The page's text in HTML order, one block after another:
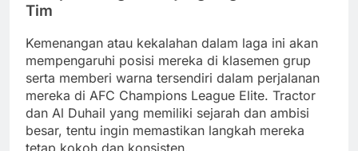
Tim
Kemenangan atau kekalahan dalam laga ini akan
mempengaruhi posisi mereka di klasemen grup
serta memberi warna tersendiri dalam perjalanan
mereka di AFC Champions League Elite. Tractor
dan Al Duhail yang memiliki sejarah dan ambisi
besar, tentu ingin memastikan langkah mereka